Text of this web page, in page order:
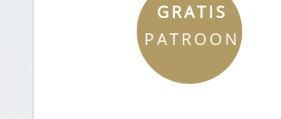
GRATIS
PATROON